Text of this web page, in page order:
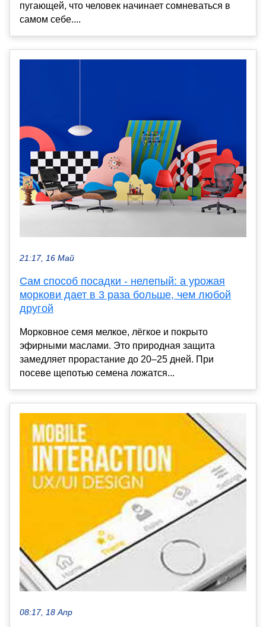
пугающей, что человек начинает сомневаться в
самом себе....
21:17, 16 Май
Сам способ посадки - нелепый: а урожая
моркови дает в 3 раза больше, чем любой
другой
Морковное семя мелкое, лёгкое и покрыто
эфирными маслами. Это природная защита
замедляет прорастание до 20–25 дней. При
посеве щепотью семена ложатся...
08:17, 18 Апр